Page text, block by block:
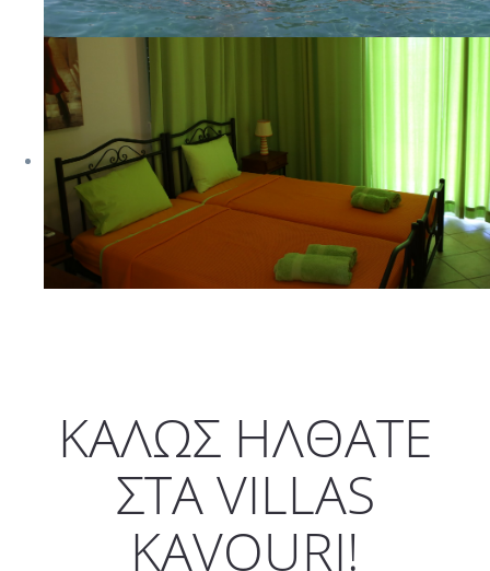
ΚΑΛΩΣ ΗΛΘΑΤΕ
ΣΤΑ VILLAS
KAVOURI!